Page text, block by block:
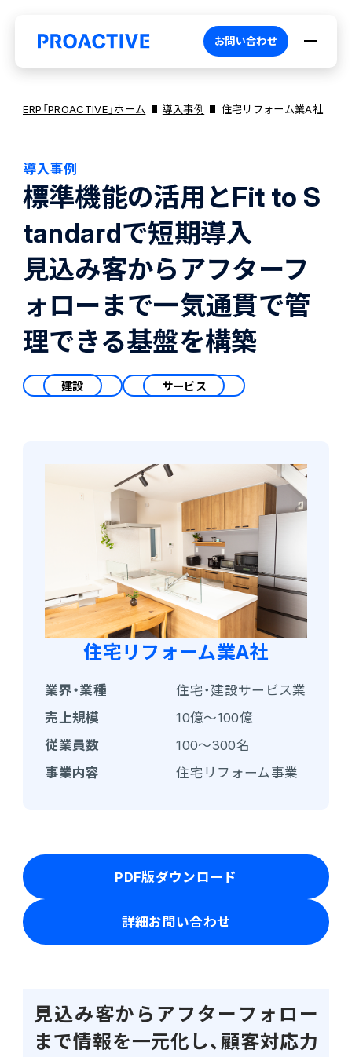
PROACTIVEとは
特長・選ばれる理由
ブランドコア
PROACTIVE AI
ATWILL Platform
プロダクト
機能
会計
財務会計
債務管理
固定資産管理
リース資産管理
CO₂排出量算定
「CO×COカルテ（ココカルテ）」
個人番号管理
健康経営支援サービス
「Uwell（ユーウェル）」
オファリング
業務特化型オファリング
販売管理 PROACTIVE Sales
生産管理 PROACTIVE Production
業界特化型オファリング
卸売・商社 PROACTIVE Wholesale & Trade
素材・素材加工 PROACTIVE Material Process
電機・機械
建設 PROACTIVE Construction
お役立ち情報
資料ダウンロード
ニュース・トピックス
お問い合わせ
ERP「PROACTIVE」ホーム 導入事例 住宅リフォーム業A社
導入事例
標準機能の活用とFit to S
tandardで短期導入
見込み客からアフターフ
ォローまで一気通貫で管
理できる基盤を構築
建設 サービス
住宅リフォーム業A社
業界・業種
住宅・建設サービス業
売上規模
10億～100億
従業員数
100～300名
事業内容
住宅リフォーム事業
PDF版ダウンロード
詳細お問い合わせ
見込み客からアフターフォロー
まで情報を一元化し、顧客対応力